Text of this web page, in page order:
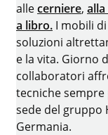
allecerniere,
a libro. I mobili
soluzioni
e la vita. Giorno
collaboratori
tecniche
sede del gruppo
Germania.